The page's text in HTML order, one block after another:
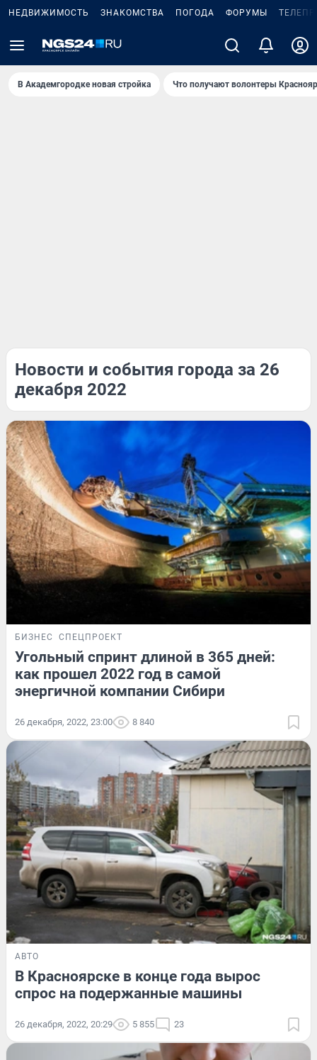
НЕДВИЖИМОСТЬ ЗНАКОМСТВА ПОГОДА ФОРУМЫ
В Академгородке новая стройка Что получают волонтеры
Новости и события города за 26
декабря 2022
БИЗНЕС СПЕЦПРОЕКТ
Угольный спринт длиной в 365 дней:
как прошел 2022 год в самой
энергичной компании Сибири
26 декабря, 2022, 23:00 8 840
АВТО
В Красноярске в конце года вырос
спрос на подержанные машины
26 декабря, 2022, 20:29 5 855 23